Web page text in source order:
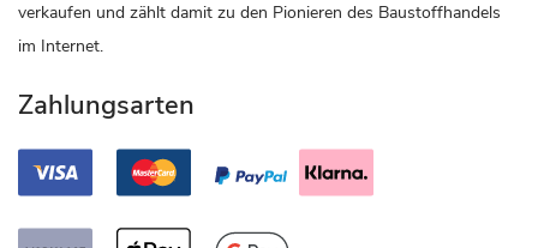
verkaufen und zählt damit zu den Pionieren des Baustoffhandels
im Internet.
Zahlungsarten